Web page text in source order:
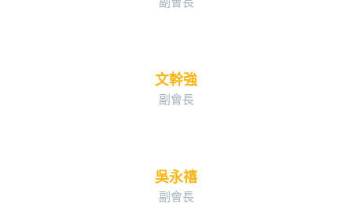
文幹強
副會長
吳永禧
副會長